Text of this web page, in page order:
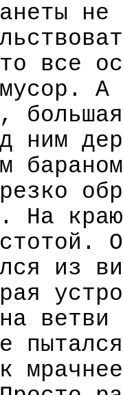
все
А
ним
На
из
на